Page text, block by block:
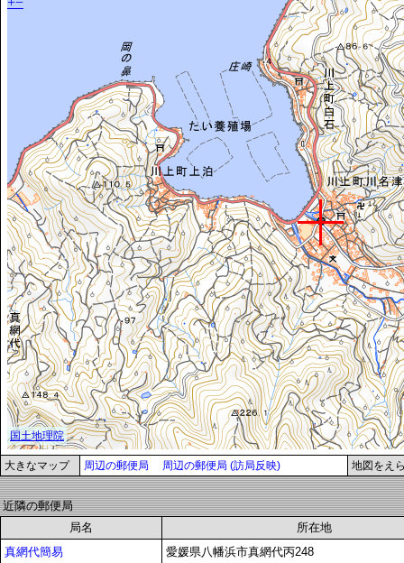
大きなマップ 周辺の郵便局 周辺の郵便局 (訪局反映) 地図をえ
近隣の郵便局
局名
所在地
真網代簡易
愛媛県八幡浜市真網代丙248